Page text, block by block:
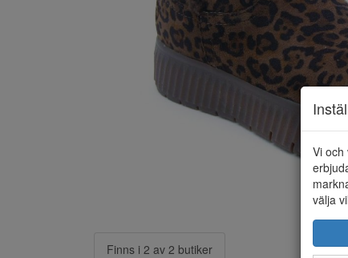
Finns i 2 av 2 butiker
Vi och
välja